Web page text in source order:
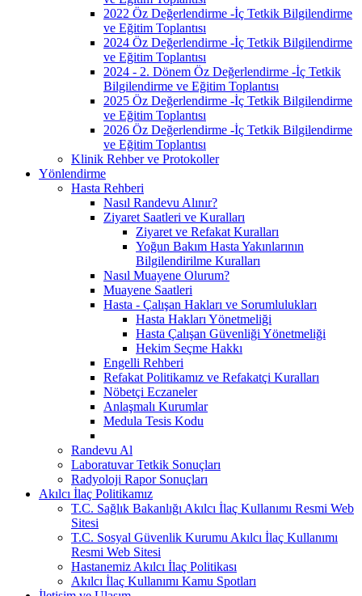
2022 Öz Değerlendirme -İç Tetkik Bilgilendirme
ve Eğitim Toplantısı
2024 Öz Değerlendirme -İç Tetkik Bilgilendirme
ve Eğitim Toplantısı
2024 - 2. Dönem Öz Değerlendirme -İç Tetkik
Bilgilendirme ve Eğitim Toplantısı
2025 Öz Değerlendirme -İç Tetkik Bilgilendirme
ve Eğitim Toplantısı
2026 Öz Değerlendirme -İç Tetkik Bilgilendirme
ve Eğitim Toplantısı
Klinik Rehber ve Protokoller
Yönlendirme
Hasta Rehberi
Nasıl Randevu Alınır?
Ziyaret Saatleri ve Kuralları
Ziyaret ve Refakat Kuralları
Yoğun Bakım Hasta Yakınlarının
Bilgilendirilme Kuralları
Nasıl Muayene Olurum?
Muayene Saatleri
Hasta - Çalışan Hakları ve Sorumlulukları
Hasta Hakları Yönetmeliği
Hasta Çalışan Güvenliği Yönetmeliği
Hekim Seçme Hakkı
Engelli Rehberi
Refakat Politikamız ve Refakatçi Kuralları
Nöbetçi Eczaneler
Anlaşmalı Kurumlar
Medula Tesis Kodu
Randevu Al
Laboratuvar Tetkik Sonuçları
Radyoloji Rapor Sonuçları
Akılcı İlaç Politikamız
T.C. Sağlık Bakanlığı Akılcı İlaç Kullanımı Resmi Web
Sitesi
T.C. Sosyal Güvenlik Kurumu Akılcı İlaç Kullanımı
Resmi Web Sitesi
Hastanemiz Akılcı İlaç Politikası
Akılcı İlaç Kullanımı Kamu Spotları